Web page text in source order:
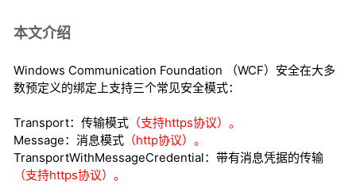
本文介绍
Windows Communication Foundation （WCF）安全在大多
数预定义的绑定上支持三个常见安全模式：
Transport：传输模式 （支持https协议）。
Message：消息模式 （http协议）。
TransportWithMessageCredential：带有消息凭据的传输
（支持https协议）。